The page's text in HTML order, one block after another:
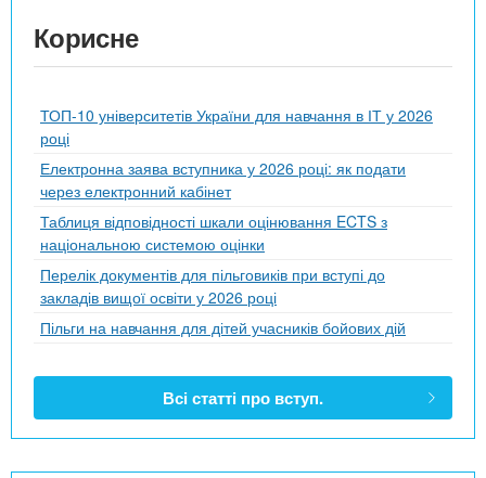
Корисне
ТОП-10 університетів України для навчання в ІТ у 2026
році
Електронна заява вступника у 2026 році: як подати
через електронний кабінет
Таблиця відповідності шкали оцінювання ECTS з
національною системою оцінки
Перелік документів для пільговиків при вступі до
закладів вищої освіти у 2026 році
Пільги на навчання для дітей учасників бойових дій
Всі статті про вступ.